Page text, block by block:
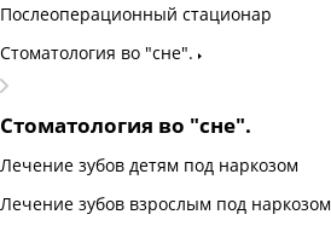
Послеоперационный стационар
Стоматология во "сне".
Стоматология во "сне".
Лечение зубов детям под наркозом
Лечение зубов взрослым под наркозом